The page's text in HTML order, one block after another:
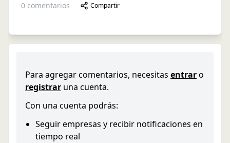
0 comentarios Compartir
Para agregar comentarios, necesitas entraro
registrar una cuenta.
Con una cuenta podrás:
Seguir empresas y recibir notificaciones en
tiempo real